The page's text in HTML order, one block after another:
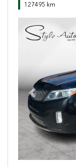
127495 km
Previous